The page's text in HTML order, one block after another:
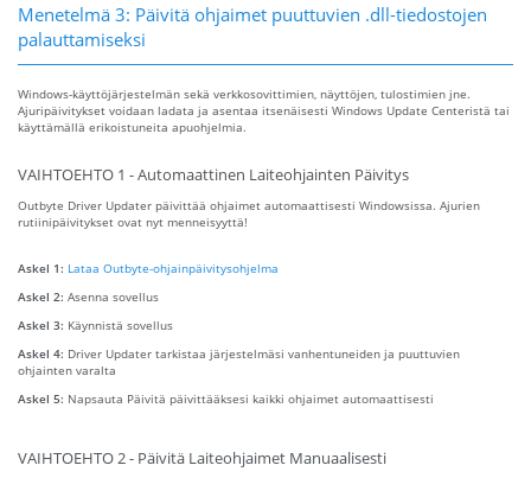
Menetelmä 3: Päivitä ohjaimet puuttuvien .dll-tiedostojen
palauttamiseksi
Windows-käyttöjärjestelmän sekä verkkosovittimien, näyttöjen, tulostimien jne.
Ajuripäivitykset voidaan ladata ja asentaa itsenäisesti Windows Update Centeristä tai
käyttämällä erikoistuneita apuohjelmia.
VAIHTOEHTO 1 - Automaattinen Laiteohjainten Päivitys
Outbyte Driver Updater päivittää ohjaimet automaattisesti Windowsissa. Ajurien
rutiinipäivitykset ovat nyt menneisyyttä!
Askel 1: Lataa Outbyte-ohjainpäivitysohjelma
Askel 2: Asenna sovellus
Askel 3: Käynnistä sovellus
Askel 4: Driver Updater tarkistaa järjestelmäsi vanhentuneiden ja puuttuvien
ohjainten varalta
Askel 5: Napsauta Päivitä päivittääksesi kaikki ohjaimet automaattisesti
VAIHTOEHTO 2 - Päivitä Laiteohjaimet Manuaalisesti